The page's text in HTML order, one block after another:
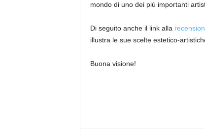
mondo di uno dei più importanti
Di seguito anche il link alla
illustra le sue scelte estetico-
Buona visione!